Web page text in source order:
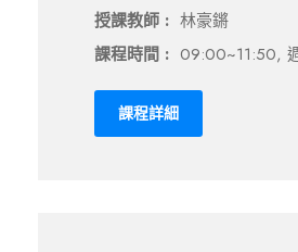
授課教師 : 林豪鏘
課程時間 : 09:00~11:50,
課程詳細